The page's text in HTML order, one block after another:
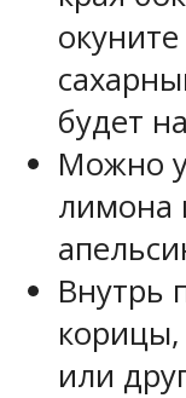
будет
Можно
лимона
Внутрь
корицы,
или